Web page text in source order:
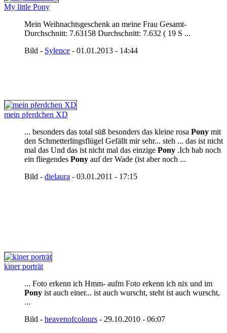
My little Pony
Mein Weihnachtsgeschenk an meine Frau Gesamt-
Durchschnitt: 7.63158 Durchschnitt: 7.632 ( 19 S ...
Bild - Sylence - 01.01.2013 - 14:44
mein pferdchen XD
... besonders das total süß besonders das kleine rosa Pony mit
den Schmetterlingsflügel Gefällt mir sehr... steh ... das ist nicht
mal das Und das ist nicht mal das einzige Pony .Ich hab noch
ein fliegendes Pony auf der Wade (ist aber noch ...
Bild - dielaura - 03.01.2011 - 17:15
kiner porträt
... Foto erkenn ich Hmm- aufm Foto erkenn ich nix und im
Pony ist auch einer... ist auch wurscht, steht ist auch wurscht,
...
Bild - heavenofcolours - 29.10.2010 - 06:07